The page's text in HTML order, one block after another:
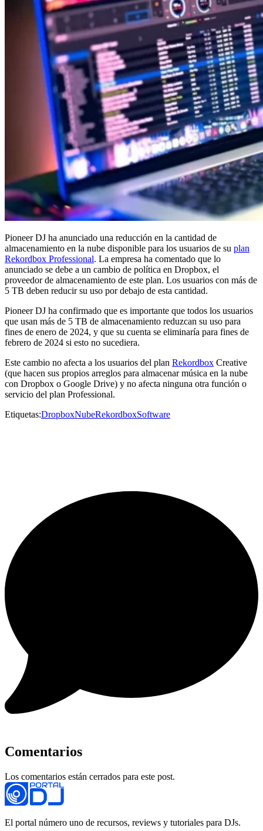
Pioneer DJ ha anunciado una reducción en la cantidad de
almacenamiento en la nube disponible para los usuarios de su plan
Rekordbox Professional. La empresa ha comentado que lo
anunciado se debe a un cambio de política en Dropbox, el
proveedor de almacenamiento de este plan. Los usuarios con más de
5 TB deben reducir su uso por debajo de esta cantidad.
Pioneer DJ ha confirmado que es importante que todos los usuarios
que usan más de 5 TB de almacenamiento reduzcan su uso para
fines de enero de 2024, y que su cuenta se eliminaría para fines de
febrero de 2024 si esto no sucediera.
Este cambio no afecta a los usuarios del plan Rekordbox Creative
(que hacen sus propios arreglos para almacenar música en la nube
con Dropbox o Google Drive) y no afecta ninguna otra función o
servicio del plan Professional.
Etiquetas:DropboxNubeRekordboxSoftware
Comentarios
Los comentarios están cerrados para este post.
El portal número uno de recursos, reviews y tutoriales para DJs.